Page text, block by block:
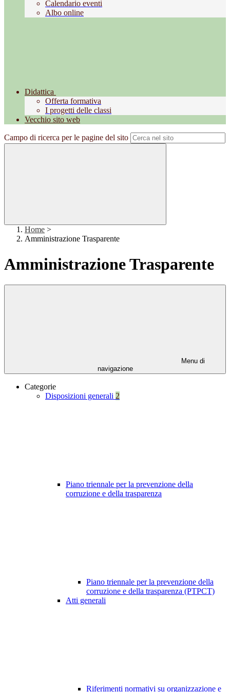
Calendario eventi
Albo online
Didattica
Offerta formativa
I progetti delle classi
Vecchio sito web
Campo di ricerca per le pagine del sito
Home >
Amministrazione Trasparente
Amministrazione Trasparente
Menu di
navigazione
Categorie
Disposizioni generali 2
Piano triennale per la prevenzione della
corruzione e della trasparenza
Piano triennale per la prevenzione della
corruzione e della trasparenza (PTPCT)
Atti generali
Riferimenti normativi su organizzazione e